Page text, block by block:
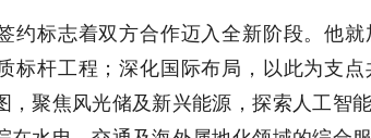
约标志着双方合作迈入全新阶段。他
标杆工程；深化国际布局，以此为支
，聚焦风光储及新兴能源，探索人工智